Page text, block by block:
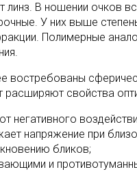
линз. В ношении очков
У них выше
Полимерные
востребованы
свойства
негативного
напряжение при
бликов;
и